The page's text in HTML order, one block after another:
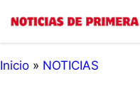
contenido
Inicio » NOTICIAS